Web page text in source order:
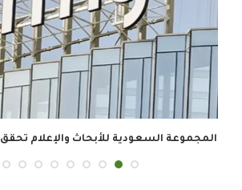
المجموعة السعودية للأبحاث والإعلام تحقق 34.8 مليون ريال...